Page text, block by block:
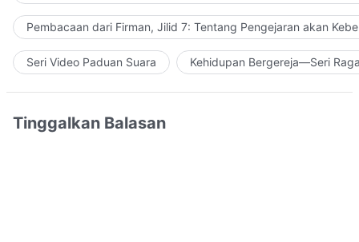
Pembacaan dari Firman, Jilid 7: Tentang Pengejaran akan
Seri Video Paduan Suara Kehidupan Bergereja—Seri
Tinggalkan Balasan